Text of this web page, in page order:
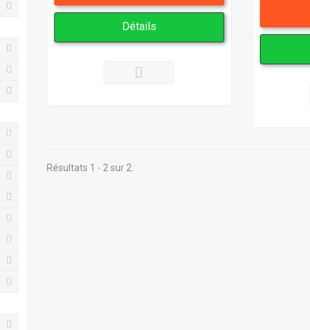
Détails
Résultats 1 - 2 sur 2.